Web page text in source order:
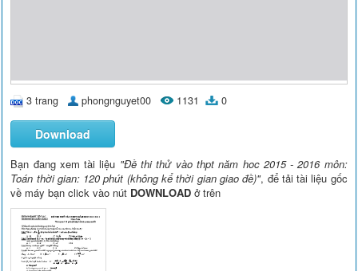
3 trang phongnguyet00 1131 0
Download
Bạn đang xem tài liệu "Đề thi thử vào thpt năm hoc 2015 - 2016 môn:
Toán thời gian: 120 phút (không kể thời gian giao đề)", để tải tài liệu gốc
về máy bạn click vào nút DOWNLOAD ở trên